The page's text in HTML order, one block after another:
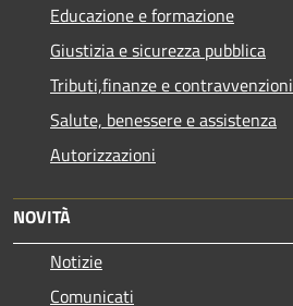
Educazione e formazione
Giustizia e sicurezza pubblica
Tributi,finanze e contravvenzioni
Salute, benessere e assistenza
Autorizzazioni
NOVITÀ
Notizie
Comunicati